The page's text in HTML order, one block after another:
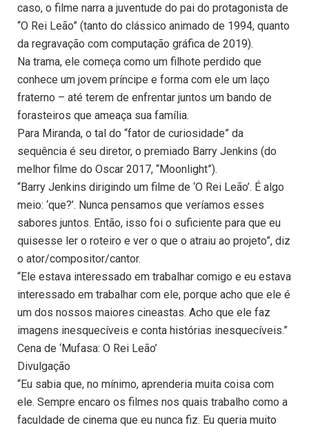
caso, o filme narra a juventude do pai do protagonista de
“O Rei Leão” (tanto do clássico animado de 1994, quanto
da regravação com computação gráfica de 2019).
Na trama, ele começa como um filhote perdido que
conhece um jovem príncipe e forma com ele um laço
fraterno – até terem de enfrentar juntos um bando de
forasteiros que ameaça sua família.
Para Miranda, o tal do “fator de curiosidade” da
sequência é seu diretor, o premiado Barry Jenkins (do
melhor filme do Oscar 2017, “Moonlight”).
“Barry Jenkins dirigindo um filme de ‘O Rei Leão’. É algo
meio: ‘que?’. Nunca pensamos que veríamos esses
sabores juntos. Então, isso foi o suficiente para que eu
quisesse ler o roteiro e ver o que o atraiu ao projeto”, diz
o ator/compositor/cantor.
“Ele estava interessado em trabalhar comigo e eu estava
interessado em trabalhar com ele, porque acho que ele é
um dos nossos maiores cineastas. Acho que ele faz
imagens inesquecíveis e conta histórias inesquecíveis.”
Cena de ‘Mufasa: O Rei Leão’
Divulgação
“Eu sabia que, no mínimo, aprenderia muita coisa com
ele. Sempre encaro os filmes nos quais trabalho como a
faculdade de cinema que eu nunca fiz. Eu queria muito